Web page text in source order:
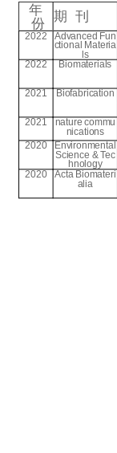
年
份 期 刊
2022
Advanced Fun
ctional Materia
ls
2022
Biomaterials
2021
Biofabrication
2021
nature commu
nications
2020
Environmental
Science & Tec
hnology
2020
Acta Biomateri
alia